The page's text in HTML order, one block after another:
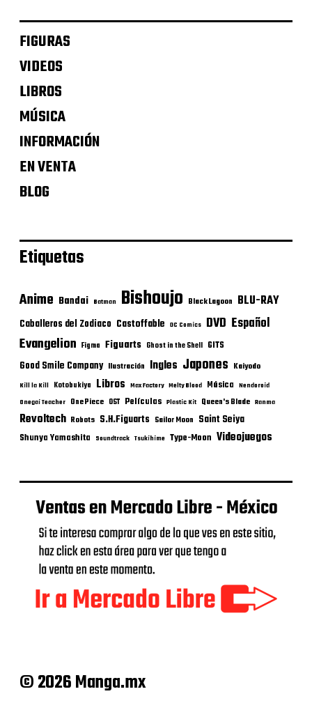
FIGURAS
VIDEOS
LIBROS
MÚSICA
INFORMACIÓN
EN VENTA
BLOG
Etiquetas
Anime Bandai Batman Bishoujo Black Lagoon BLU-RAY
Caballeros del Zodiaco Castoffable DC Comics DVD Español
Evangelion Figma Figuarts Ghost in the Shell GITS
Good Smile Company Ilustración Ingles Japones Kaiyodo
Kill la Kill Kotobukiya Libros Max Factory Melty Blood Música Nendoroid
Onegai Teacher One Piece OST Películas Plastic Kit Queen's Blade Ranma
Revoltech Robots S.H.Figuarts Sailor Moon Saint Seiya
Shunya Yamashita Soundtrack Tsukihime Type-Moon Videojuegos
© 2026 Manga.mx